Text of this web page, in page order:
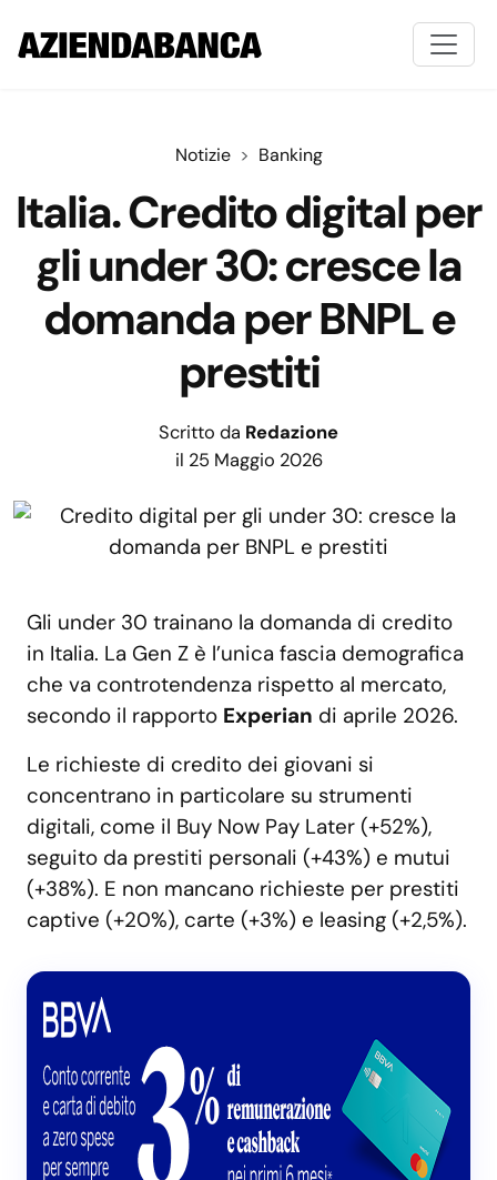
Notizie Banking
Italia. Credito digital per
gli under 30: cresce la
domanda per BNPL e
prestiti
Scritto da Redazione
il 25 Maggio 2026
Gli under 30 trainano la domanda di credito
in Italia. La Gen Z è l’unica fascia demografica
che va controtendenza rispetto al mercato,
secondo il rapporto Experian di aprile 2026.
Le richieste di credito dei giovani si
concentrano in particolare su strumenti
digitali, come il Buy Now Pay Later (+52%),
seguito da prestiti personali (+43%) e mutui
(+38%). E non mancano richieste per prestiti
captive (+20%), carte (+3%) e leasing (+2,5%).